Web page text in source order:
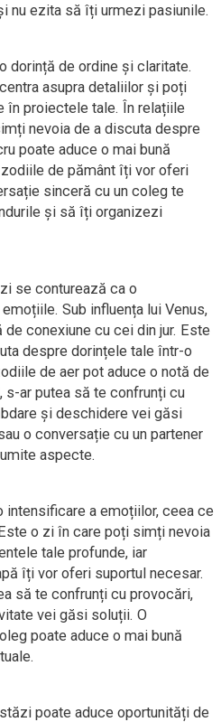
nu ezita să îți urmezi pasiunile.
dorință de ordine și claritate.
asupra detaliilor și poți
proiectele tale. În relațiile
nevoia de a discuta despre
poate aduce o mai bună
de pământ îți vor oferi
sinceră cu un coleg te
și să îți organizezi
se conturează ca o
Sub influența lui Venus,
conexiune cu cei din jur. Este
despre dorințele tale într-o
de aer pot aduce o notă de
s-ar putea să te confrunți cu
și deschidere vei găsi
o conversație cu un partener
aspecte.
a emoțiilor, ceea ce
o zi în care poți simți nevoia
tale profunde, iar
îți vor oferi suportul necesar.
să te confrunți cu provocări,
vei găsi soluții. O
poate aduce o mai bună
poate aduce oportunități de